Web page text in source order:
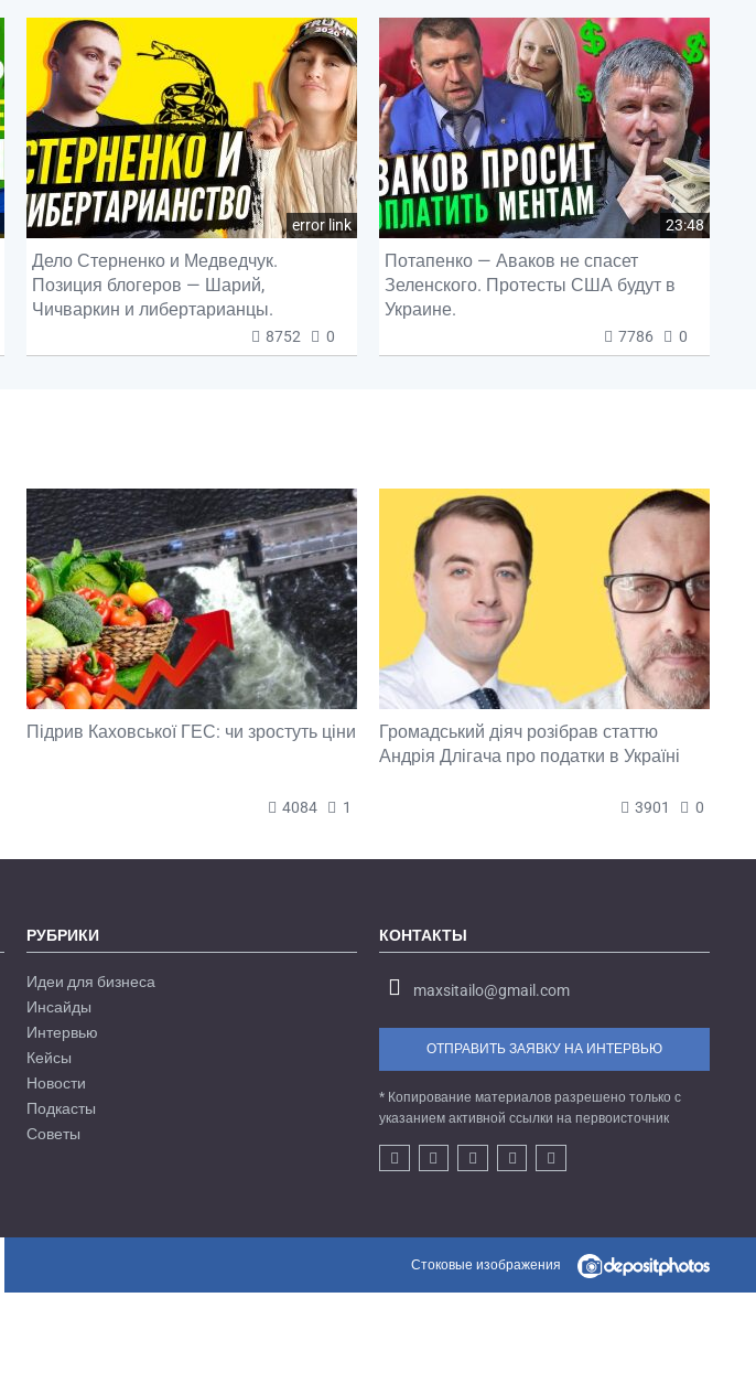
error link
Дело Стерненко и Медведчук.
Позиция блогеров — Шарий,
Чичваркин и либертарианцы.
8752 0
23:48
Потапенко — Аваков не спасет
Зеленского. Протесты США будут в
Украине.
7786 0
Підрив Каховської ГЕС: чи зростуть ціни
4084 1
Громадський діяч розібрав статтю
Андрія Длігача про податки в Україні
3901 0
РУБРИКИ
Идеи для бизнеса
Инсайды
Интервью
Кейсы
Новости
Подкасты
Советы
КОНТАКТЫ
maxsitailo@gmail.com
ОТПРАВИТЬ ЗАЯВКУ НА ИНТЕРВЬЮ
* Копирование материалов разрешено только с
указанием активной ссылки на первоисточник
Стоковые изображения